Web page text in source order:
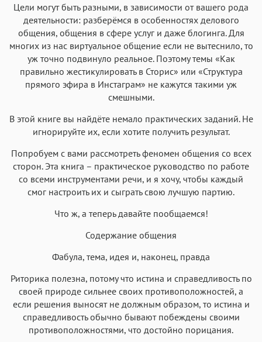
Цели могут быть разными, в зависимости от вашего рода
деятельности: разберёмся в особенностях делового
общения, общения в сфере услуг и даже блогинга. Для
многих из нас виртуальное общение если не вытеснило, то
уж точно подвинуло реальное. Поэтому темы «Как
правильно жестикулировать в Сторис» или «Структура
прямого эфира в Инстаграм» не кажутся такими уж
смешными.
В этой книге вы найдёте немало практических заданий. Не
игнорируйте их, если хотите получить результат.
Попробуем с вами рассмотреть феномен общения со всех
сторон. Эта книга – практическое руководство по работе
со всеми инструментами речи, и я хочу, чтобы каждый
смог настроить их и сыграть свою лучшую партию.
Что ж, а теперь давайте пообщаемся!
Содержание общения
Фабула, тема, идея и, наконец, правда
Риторика полезна, потому что истина и справедливость по
своей природе сильнее своих противоположностей, а
если решения выносят не должным образом, то истина и
справедливость обычно бывают побеждены своими
противоположностями, что достойно порицания.